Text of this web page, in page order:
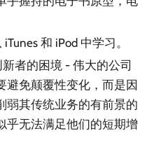
和 iPod 中学习。
者的困境 - 伟大的公司
避免颠覆性变化，而是因
弱其传统业务的有前景的
乎无法满足他们的短期增